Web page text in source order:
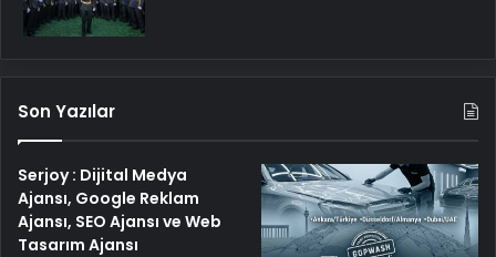
Son Yazılar
Serjoy : Dijital Medya
Ajansı, Google Reklam
Ajansı, SEO Ajansı ve Web
Tasarım Ajansı